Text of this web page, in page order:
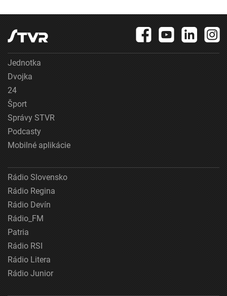
Jednotka
Dvojka
24
Šport
Správy STVR
Podcasty
Mobilné aplikácie
Rádio Slovensko
Rádio Regina
Rádio Devín
Rádio_FM
Patria
Rádio RSI
Rádio Litera
Rádio Junior